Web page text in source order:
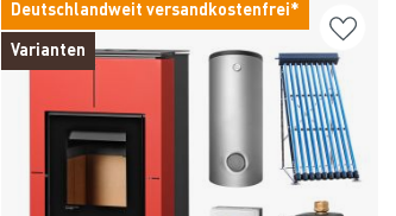
Deutschlandweit versandkostenfrei*
Varianten